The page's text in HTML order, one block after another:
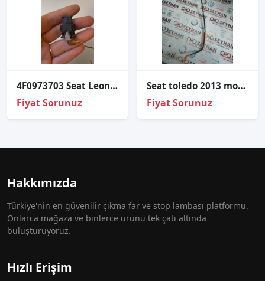
4F0973703 Seat Leon 2015 park sensörü tesisatı soketi
Fiyat Sorunuz
Seat toledo 2013 motor kaput demiri
Fiyat Sorunuz
Hakkımızda
Türkiye'nin en güvenilir çıkma far ve stop lambası platformu.
Onlarca mağaza ve binlerce ürünü tek çatı altında
buluşturuyoruz.
Hızlı Erişim